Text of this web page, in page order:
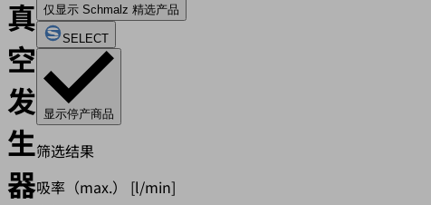
真
空
发
生
器
仅显示 Schmalz 精选产品
SELECT
显示停产商品
筛选结果
吸率（max.）
[l/min]